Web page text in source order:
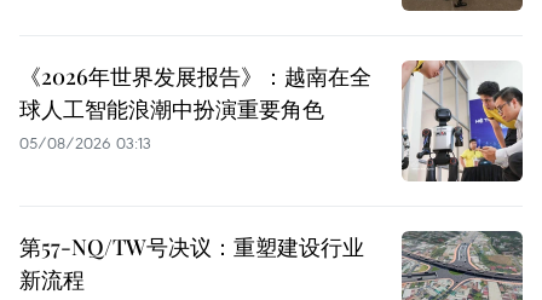
《2026年世界发展报告》：越南在全
球人工智能浪潮中扮演重要角色
05/08/2026 03:13
第57-NQ/TW号决议：重塑建设行业
新流程